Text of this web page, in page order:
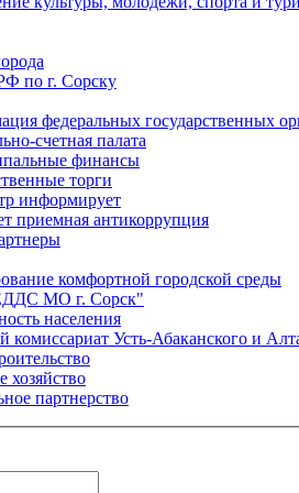
по г. Сорску
федеральных государственных
счетная палата
финансы
торги
информирует
приемная антикоррупция
комфортной городской среды
МО г. Сорск"
населения
комиссариат Усть-Абаканского и
хозяйство
партнерство